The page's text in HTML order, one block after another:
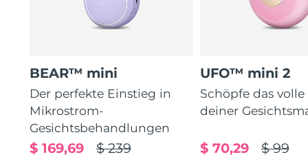
BEAR™ mini
Der perfekte Einstieg in
Mikrostrom-
Gesichtsbehandlungen
$ 239
$ 169,69
UFO™ mini 2
Schöpfe das
deiner
$ 99
$ 70,29